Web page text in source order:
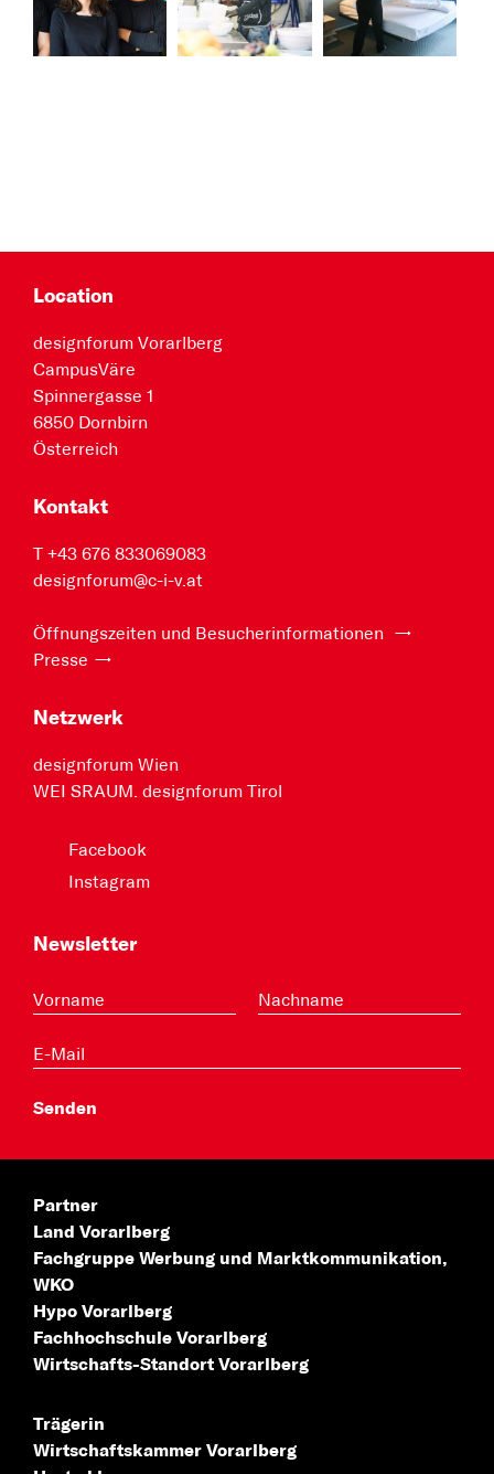
Location
designforum Vorarlberg
CampusVäre
Spinnergasse 1
6850 Dornbirn
Österreich
Kontakt
T +43 676 833069083
designforum@c-i-v.at
Öffnungszeiten und Besucherinformationen
Presse
Netzwerk
designforum Wien
WEI SRAUM. designforum Tirol
Facebook
Instagram
Newsletter
Partner
Land Vorarlberg
Fachgruppe Werbung und Marktkommunikation,
WKO
Hypo Vorarlberg
Fachhochschule Vorarlberg
Wirtschafts-Standort Vorarlberg
Trägerin
Wirtschaftskammer Vorarlberg